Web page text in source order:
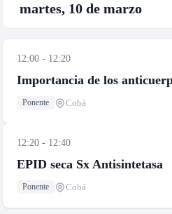
martes, 10 de marzo
12:00 - 12:20
Importancia de los
Ponente Cobá
12:20 - 12:40
EPID seca Sx Antisintetasa
Ponente Cobá